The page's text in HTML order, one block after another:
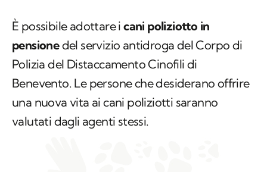
È possibile adottare icani poliziotto in
pensionedel servizio antidroga del Corpo di
Polizia del Distaccamento Cinofili di
Benevento. Le persone che desiderano offrire
una nuova vita ai cani poliziotti saranno
valutati dagli agenti stessi.